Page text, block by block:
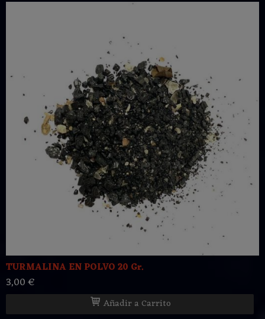
TURMALINA EN POLVO 20 Gr.
3,00 €
Añadir a Carrito